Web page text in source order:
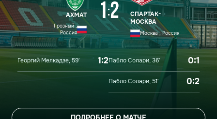
АХМАТ
Грозный ,
Россия
1:2
СПАРТАК-
МОСКВА
Москва , Россия
Георгий Мелкадзе, 59′ 1:2Пабло Солари, 36′ 0:1
Пабло Солари, 51′ 0:2